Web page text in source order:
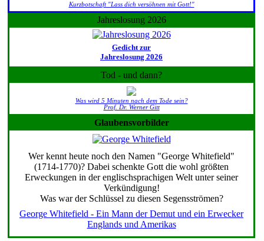
Kurzbotschaft "Lass dich versöhnen mit Gott!"
Jahreslosung 2026
Gedicht zur
Jahreslosung 2026
Tod - und dann?
Was wird 5 Minuten nach dem Tode sein?
Prof. Dr. Werner Gitt
Glaubensvorbilder
Wer kennt heute noch den Namen "George Whitefield"
(1714-1770)? Dabei schenkte Gott die wohl größten
Erweckungen in der englischsprachigen Welt unter seiner
Verkündigung!
Was war der Schlüssel zu diesen Segensströmen?
George Whitefield - Ein Mann der Demut und ein Erwecker
Englands und Amerikas